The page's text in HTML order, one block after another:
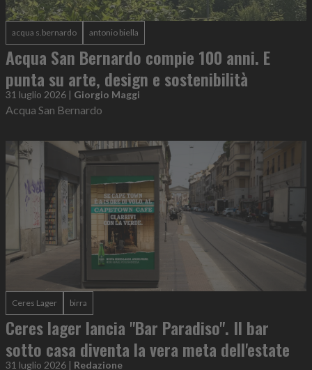
acqua s.bernardo antonio biella
Acqua San Bernardo compie 100 anni. E
punta su arte, design e sostenibilità
31 luglio 2026 | Giorgio Maggi
Acqua San Bernardo
Ceres Lager birra
Ceres lager lancia "Bar Paradiso". Il bar
sotto casa diventa la vera meta dell'estate
31 luglio 2026 | Redazione